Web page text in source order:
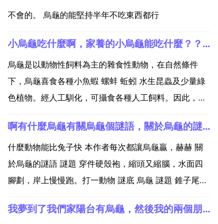
不會的。 烏龜的能堅持半年不吃東西都行
小烏龜吃什麼啊，家養的小烏龜能吃什麼？？？（常見的）
烏龜是以動物性飼料為主的雜食性動物，在自然條件
下，烏龜喜食各種小魚蝦 螺蚌 蚯蚓 水生昆蟲及少量綠
色植物。經人工馴化，可攝食各種人工飼料。因此，根
飼料和人工配合飼料。1.動物性飼料動物性飼料主要包
括各種魚 蝦 蛙 螺蚌 蚯蚓 蠅蛆 水生昆蟲以及各種動...
啊有什麼烏龜有關烏龜個謎語，關於烏龜的謎語 大家猜猜看
什麼動物能比兔子快 本作者每次都讓烏龜贏，赫赫 關
於烏龜的謎語 謎題 穿件硬殼袍，縮頭又縮腦，水面四
腳劃，岸上慢慢跑。打一動物 謎底 烏龜 謎題 錐子尾巴
穿八卦，腳踏釘耙，胡椒眼睛，錐子尾巴。打一動物 謎
我夢到了我們家陽台有烏龜，然後我的兩個朋友在我家的對